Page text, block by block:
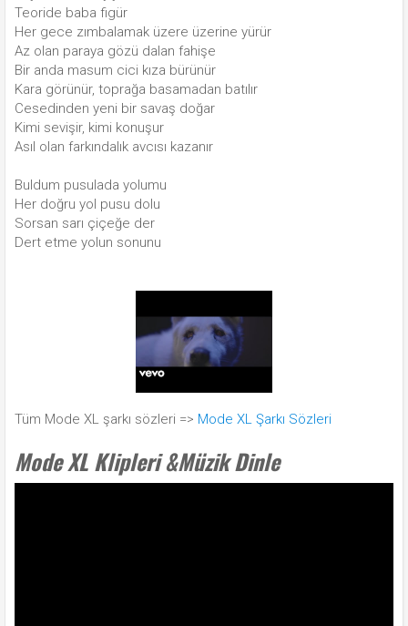
Teoride baba figür
Her gece zımbalamak üzere üzerine yürür
Az olan paraya gözü dalan fahişe
Bir anda masum cici kıza bürünür
Kara görünür, toprağa basamadan batılır
Cesedinden yeni bir savaş doğar
Kimi sevişir, kimi konuşur
Asıl olan farkındalık avcısı kazanır
Buldum pusulada yolumu
Her doğru yol pusu dolu
Sorsan sarı çiçeğe der
Dert etme yolun sonunu
Tüm Mode XL şarkı sözleri => Mode XL Şarkı Sözleri
Mode XL Klipleri &Müzik Dinle